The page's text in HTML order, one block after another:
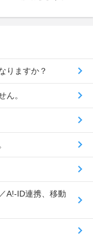
りますか？
ん。
A!-ID連携、移動